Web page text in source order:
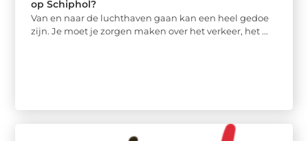
op Schiphol?
Van en naar de luchthaven gaan kan een heel gedoe
zijn. Je moet je zorgen maken over het verkeer, het ...